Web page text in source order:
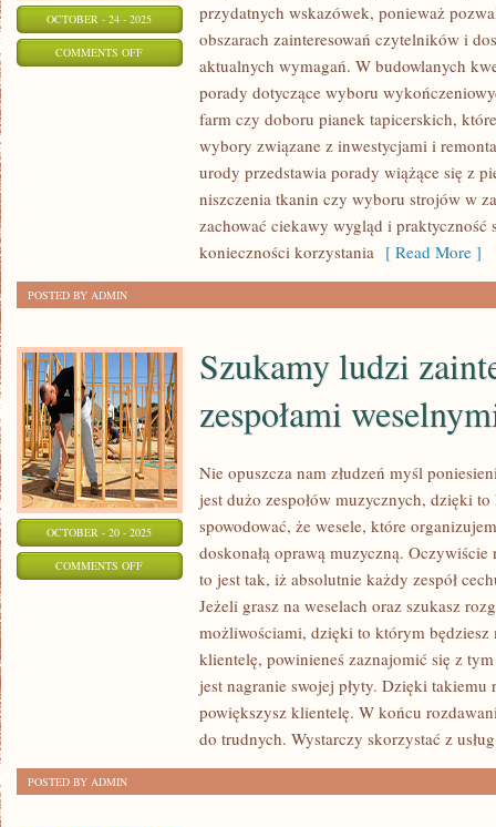
OCTOBER - 24 - 2025
COMMENTS OFFON
TEMATYCZNE
przydatnych wskazówek, ponieważ
obszarach zainteresowań czytelników i
aktualnych wymagań. W budowlanych
porady dotyczące wyboru
farm czy doboru pianek tapicerskich,
wybory związane z inwestycjami i
urody przedstawia porady wiążące się z
niszczenia tkanin czy wyboru strojów w
zachować ciekawy wygląd i praktyczność
konieczności korzystania [ Read More ]
POSTED BY ADMIN
OCTOBER - 20 - 2025
COMMENTS OFFON
Szukamy ludzi
zespołami
Nie opuszcza nam złudzeń myśl
jest dużo zespołów muzycznych, dzięki
spowodować, że wesele, które
doskonałą oprawą muzyczną.
to jest tak, iż absolutnie każdy zespół
Jeżeli grasz na weselach oraz szukasz
możliwościami, dzięki to którym będziesz
klientelę, powinieneś zaznajomić się z
jest nagranie swojej płyty. Dzięki
powiększysz klientelę. W końcu
do trudnych. Wystarczy skorzystać z usług
POSTED BY ADMIN